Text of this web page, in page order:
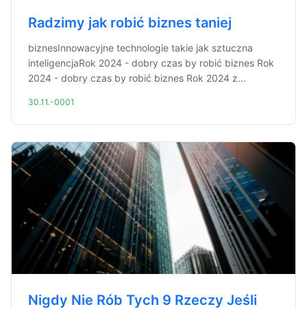
Radzimy jak robić biznes taniej
biznesInnowacyjne technologie takie jak sztuczna
inteligencjaRok 2024 - dobry czas by robić biznes Rok
2024 - dobry czas by robić biznes Rok 2024 z...
30.11.-0001
Nigdy Nie Rób Tych 9 Rzeczy Jeśli